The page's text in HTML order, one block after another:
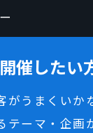
催したい
がうまくいか
テーマ・企画